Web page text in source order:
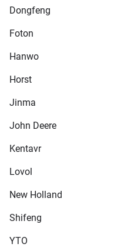
Dongfeng
Foton
Hanwo
Horst
Jinma
John Deere
Kentavr
Lovol
New Holland
Shifeng
YTO